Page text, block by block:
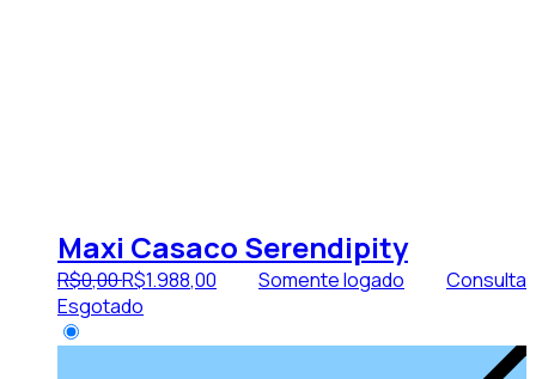
Maxi Casaco Serendipity
R$0,00R$1.988,00 Somente logado
Consulta
Esgotado